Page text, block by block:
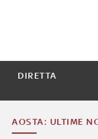
DIRETTA
AOSTA: ULTIME